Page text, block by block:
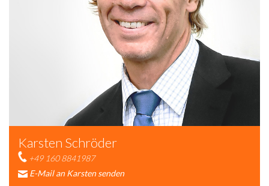
Karsten Schröder
+49 160 8841987
E-Mail an Karsten senden